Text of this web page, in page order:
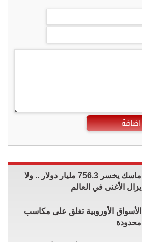
اضافة
ماسك يخسر 756.3 مليار دولار .. ولا
يزال الأغنى في العالم
الأسواق الأوروبية تغلق على مكاسب
محدودة